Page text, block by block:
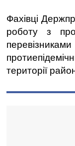
Фахівці
роботу з
території